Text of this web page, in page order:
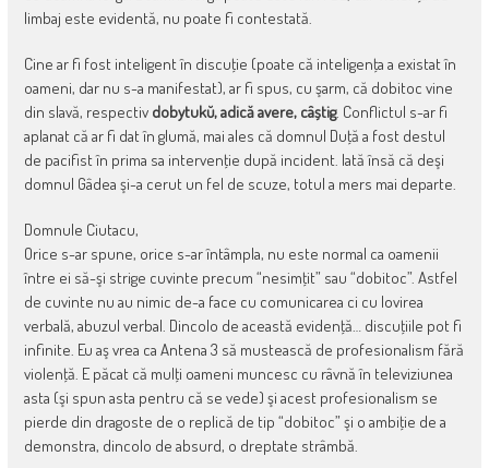
limbaj este evidentă, nu poate fi contestată.
Cine ar fi fost inteligent în discuţie (poate că inteligenţa a existat în
oameni, dar nu s-a manifestat), ar fi spus, cu şarm, că dobitoc vine
din slavă, respectiv dobytukŭ, adică avere, câștig. Conflictul s-ar fi
aplanat că ar fi dat în glumă, mai ales că domnul Duţă a fost destul
de pacifist în prima sa intervenţie după incident. Iată însă că deşi
domnul Gâdea şi-a cerut un fel de scuze, totul a mers mai departe.
Domnule Ciutacu,
Orice s-ar spune, orice s-ar întâmpla, nu este normal ca oamenii
între ei să-şi strige cuvinte precum “nesimţit” sau “dobitoc”. Astfel
de cuvinte nu au nimic de-a face cu comunicarea ci cu lovirea
verbală, abuzul verbal. Dincolo de această evidenţă… discuţiile pot fi
infinite. Eu aş vrea ca Antena 3 să mustească de profesionalism fără
violenţă. E păcat că mulţi oameni muncesc cu râvnă în televiziunea
asta (şi spun asta pentru că se vede) şi acest profesionalism se
pierde din dragoste de o replică de tip “dobitoc” şi o ambiţie de a
demonstra, dincolo de absurd, o dreptate strâmbă.